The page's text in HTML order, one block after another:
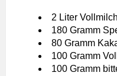
2 Liter Vollmilch
180 Gramm
80 Gramm
100 Gramm
100 Gramm